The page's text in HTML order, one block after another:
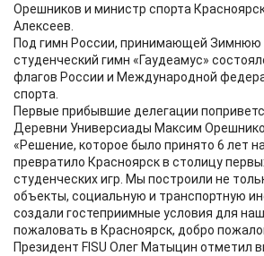
Орешников и министр спорта
Алексеев.
Под гимн России, принимающей Зимнюю
студенческий гимн «Гаудеамус»
флагов России и Международной
спорта.
Первые прибывшие делегации
Деревни Универсиады Максим
«Решение, которое было принято 6 лет
превратило Красноярск в столицу
студенческих игр. Мы построили не
объекты, социальную и транспортную
создали гостеприимные условия для
пожаловать в Красноярск, добро
Президент FISU Олег Матыцин отметил